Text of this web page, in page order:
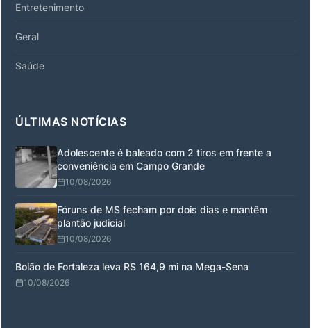
Entretenimento
Geral
Saúde
ÚLTIMAS NOTÍCIAS
Adolescente é baleado com 2 tiros em frente a
conveniência em Campo Grande
10/08/2026
Fóruns de MS fecham por dois dias e mantêm
plantão judicial
10/08/2026
Bolão de Fortaleza leva R$ 164,9 mi na Mega-Sena
10/08/2026